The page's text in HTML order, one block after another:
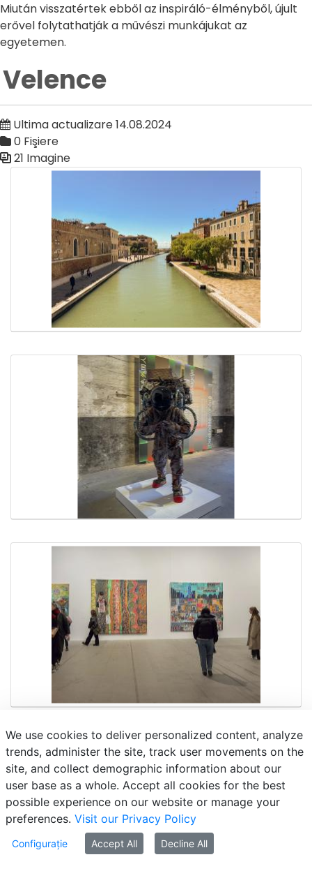
Miután visszatértek ebből az inspiráló-élményből, újult
erővel folytathatják a művészi munkájukat az
egyetemen.
Velence
Ultima actualizare 14.08.2024
0 Fişiere
21 Imagine
Galerie media
We use cookies to deliver personalized content, analyze
trends, administer the site, track user movements on the
site, and collect demographic information about our
user base as a whole. Accept all cookies for the best
possible experience on our website or manage your
preferences. Visit our Privacy Policy
Configurație Accept All Decline All